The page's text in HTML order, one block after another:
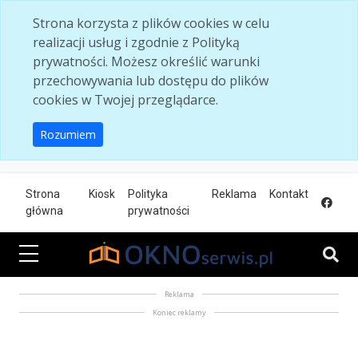
Strona korzysta z plików cookies w celu
realizacji usług i zgodnie z Polityką
prywatności. Możesz określić warunki
przechowywania lub dostępu do plików
cookies w Twojej przeglądarce.
Rozumiem
Strona
główna
Kiosk
Polityka
prywatności
Reklama Kontakt
Reklama
Koniec reklamy